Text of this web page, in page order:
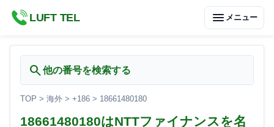
LUFT TEL menu メニュー
search 他の番号を検索する
TOP > 海外 > +186 > 18661480180
18661480180はNTTファイナンスを名